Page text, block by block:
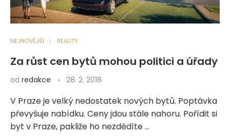
NEJNOVĚJŠÍ REALITY
Za růst cen bytů mohou politici a úřady
od redakce 28. 2. 2018
V Praze je velký nedostatek nových bytů. Poptávka
převyšuje nabídku. Ceny jdou stále nahoru. Pořídit si
byt v Praze, pakliže ho nezdědíte …